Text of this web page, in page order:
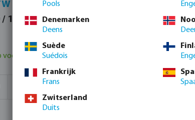
/ 10 st.
€ 21,54 / 10 st.
in Veghel, NL - minimale levertijd: 1-2
Voer de gewenste hoeveelheid in of
Verpakt per:
MSQ:
10 st.
Voeg toe aan
Pools
Denemarken
Deens
Suède
Suédois
Frankrijk
Frans
Zwitserland
Duits